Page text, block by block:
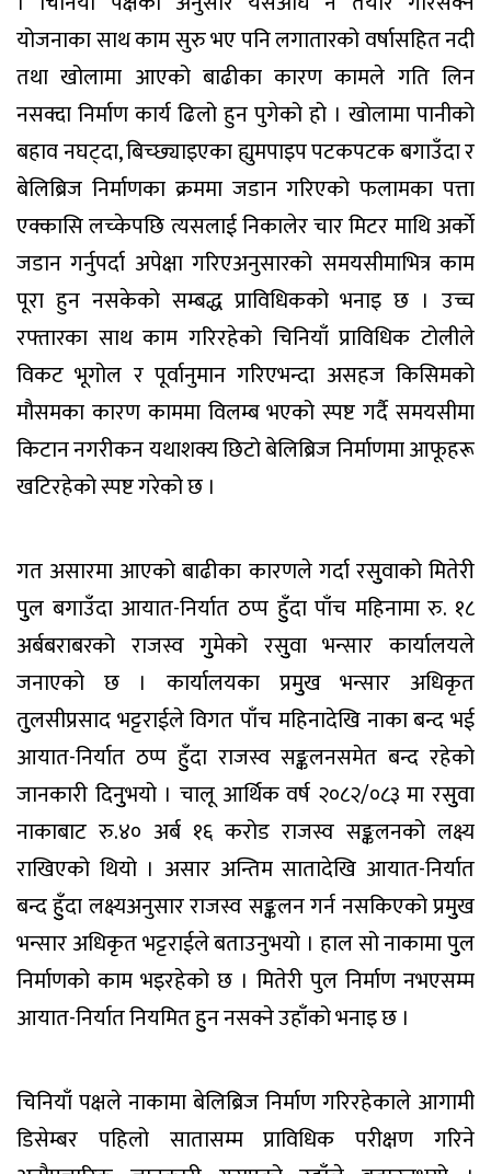
योजनाका साथ काम सुरु भए पनि लगातारको वर्षासहित नदी
तथा खोलामा आएको बाढीका कारण कामले गति लिन
नसक्दा निर्माण कार्य ढिलो हुन पुगेको हो । खोलामा पानीको
बहाव नघट्दा, बिच्छ्याइएका ह्युमपाइप पटकपटक बगाउँदा र
बेलिब्रिज निर्माणका क्रममा जडान गरिएको फलामका पत्ता
एक्कासि लच्केपछि त्यसलाई निकालेर चार मिटर माथि अर्काे
जडान गर्नुपर्दा अपेक्षा गरिएअनुसारको समयसीमाभित्र काम
पूरा हुन नसकेको सम्बद्ध प्राविधिकको भनाइ छ । उच्च
रफ्तारका साथ काम गरिरहेको चिनियाँ प्राविधिक टोलीले
विकट भूगोल र पूर्वानुमान गरिएभन्दा असहज किसिमको
मौसमका कारण काममा विलम्ब भएको स्पष्ट गर्दै समयसीमा
किटान नगरीकन यथाशक्य छिटो बेलिब्रिज निर्माणमा आफूहरू
खटिरहेको स्पष्ट गरेको छ ।
गत असारमा आएको बाढीका कारणले गर्दा रसुुवाको मितेरी
पुुल बगाउँदा आयात-निर्यात ठप्प हुुँदा पाँच महिनामा रु. १८
अर्बबराबरको राजस्व गुुमेको रसुुवा भन्सार कार्यालयले
जनाएको छ । कार्यालयका प्रमुुख भन्सार अधिकृत
तुुलसीप्रसाद भट्टराईले विगत पाँच महिनादेखि नाका बन्द भई
आयात-निर्यात ठप्प हुुँदा राजस्व सङ्कलनसमेत बन्द रहेको
जानकारी दिनुुभयो । चालू आर्थिक वर्ष २०८२/०८३ मा रसुुवा
नाकाबाट रु.४० अर्ब १६ करोड राजस्व सङ्कलनको लक्ष्य
राखिएको थियो । असार अन्तिम सातादेखि आयात-निर्यात
बन्द हुुँदा लक्ष्यअनुसार राजस्व सङ्कलन गर्न नसकिएको प्रमुुख
भन्सार अधिकृत भट्टराईले बताउनुभयो । हाल सो नाकामा पुुल
निर्माणको काम भइरहेको छ । मितेरी पुल निर्माण नभएसम्म
आयात-निर्यात नियमित हुुन नसक्ने उहाँको भनाइ छ ।
चिनियाँ पक्षले नाकामा बेलिब्रिज निर्माण गरिरहेकाले आगामी
डिसेम्बर पहिलो सातासम्म प्राविधिक परीक्षण गरिने